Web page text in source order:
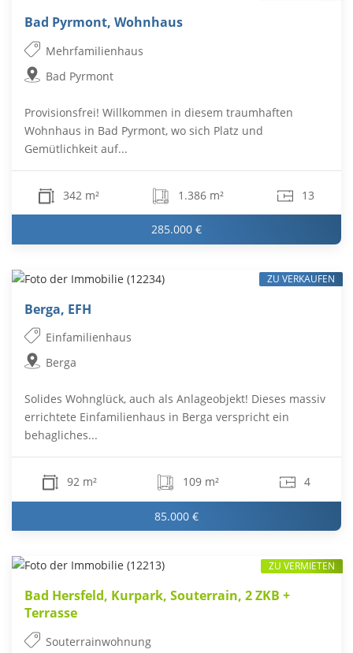
Bad Pyrmont, Wohnhaus
Mehrfamilienhaus
Bad Pyrmont
Provisionsfrei! Willkommen in diesem traumhaften
Wohnhaus in Bad Pyrmont, wo sich Platz und
Gemütlichkeit auf...
342 m² 1.386 m² 13
285.000 €
Berga, EFH
Einfamilienhaus
Berga
Solides Wohnglück, auch als Anlageobjekt! Dieses massiv
errichtete Einfamilienhaus in Berga verspricht ein
behagliches...
92 m² 109 m² 4
85.000 €
ZU VERKAUFEN
Bad Hersfeld, Kurpark, Souterrain, 2 ZKB +
Terrasse
Souterrainwohnung
ZU VERMIETEN